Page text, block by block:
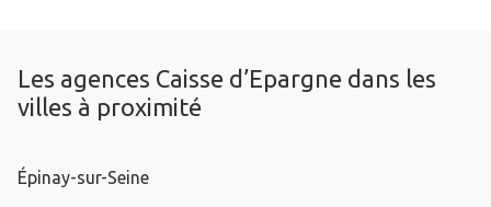
Les agences Caisse d’Epargne dans les
villes à proximité
Épinay-sur-Seine